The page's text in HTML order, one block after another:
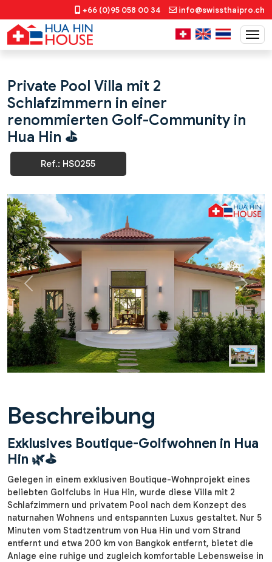
+66 (0)95 058 00 34 info@swissthaipro.ch
Private Pool Villa mit 2
Schlafzimmern in einer
renommierten Golf-Community in
Hua Hin ⛳
Ref.: HS0255
Previous Next
Beschreibung
Exklusives Boutique-Golfwohnen in Hua
Hin 🌿⛳
Gelegen in einem exklusiven Boutique-Wohnprojekt eines
beliebten Golfclubs in Hua Hin, wurde diese Villa mit 2
Schlafzimmern und privatem Pool nach dem Konzept des
naturnahen Wohnens und entspannten Luxus gestaltet. Nur 5
Minuten vom Stadtzentrum von Hua Hin und vom Strand
entfernt und etwa 200 km von Bangkok entfernt, bietet die
Anlage eine ruhige und zugleich komfortable Lebensweise in